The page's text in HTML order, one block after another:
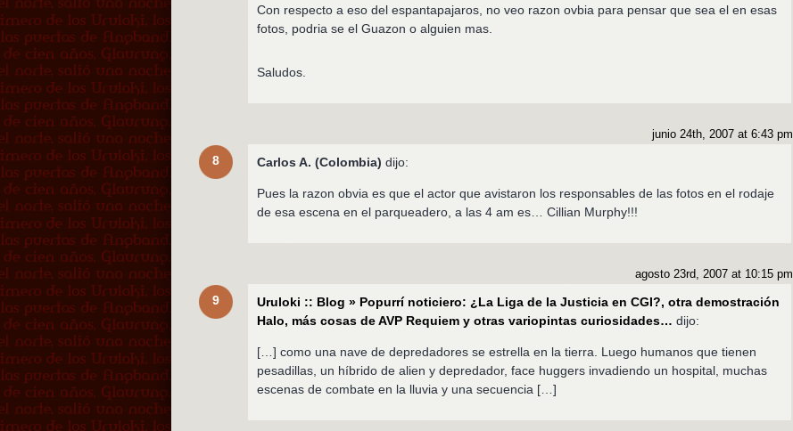
Con respecto a eso del espantapajaros, no veo razon ovbia para pensar que sea el en esas
fotos, podria se el Guazon o alguien mas.
Saludos.
8
junio 24th, 2007 at 6:43 pm
Carlos A. (Colombia) dijo:
Pues la razon obvia es que el actor que avistaron los responsables de las fotos en el rodaje
de esa escena en el parqueadero, a las 4 am es… Cillian Murphy!!!
9
agosto 23rd, 2007 at 10:15 pm
Uruloki :: Blog » Popurrí noticiero: ¿La Liga de la Justicia en CGI?, otra demostración
Halo, más cosas de AVP Requiem y otras variopintas curiosidades… dijo:
[…] como una nave de depredadores se estrella en la tierra. Luego humanos que tienen
pesadillas, un híbrido de alien y depredador, face huggers invadiendo un hospital, muchas
escenas de combate en la lluvia y una secuencia […]